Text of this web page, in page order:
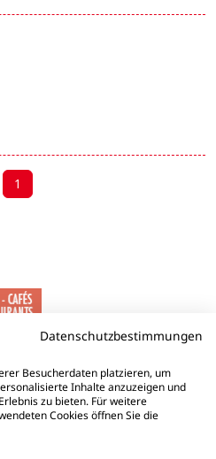
1
Datenschutzbestimmungen
Besucherdaten platzieren, um
Inhalte anzuzeigen und
zu bieten. Für weitere
Cookies öffnen Sie die